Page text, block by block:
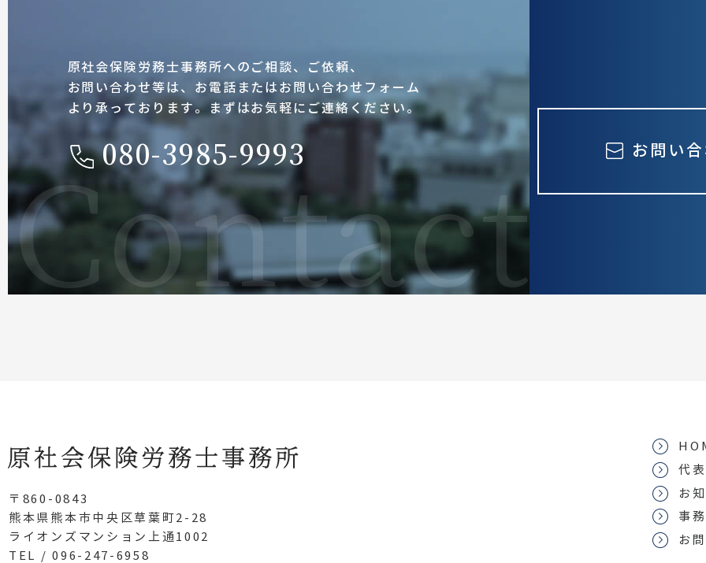
原社会保険労務士事務所へのご相談、ご依頼、
お問い合わせ等は、お電話またはお問い合わせフォーム
より承っております。まずはお気軽にご連絡ください。
080-3985-9993 お問い
〒860-0843
熊本県熊本市中央区草葉町2-28
ライオンズマンション上通1002
TEL / 096-247-6958
代
お
事
お